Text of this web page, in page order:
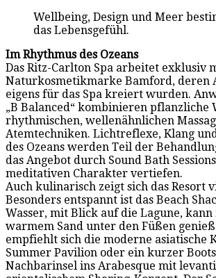
Wellbeing, Design und Meer
das Lebensgefühl.
Im Rhythmus des Ozeans
Das Ritz-Carlton Spa arbeitet exklusiv
Naturkosmetikmarke Bamford, deren
eigens für das Spa kreiert wurden.
„B Balanced“ kombinieren
rhythmischen, wellenähnlichen
Atemtechniken. Lichtreflexe, Klang
des Ozeans werden Teil der
das Angebot durch Sound Bath
meditativen Charakter vertiefen.
Auch kulinarisch zeigt sich das Resort
Besonders entspannt ist das Beach
Wasser, mit Blick auf die Lagune, kann
warmem Sand unter den Füßen
empfiehlt sich die moderne asiatische
Summer Pavilion oder ein kurzer
Nachbarinsel ins Arabesque mit